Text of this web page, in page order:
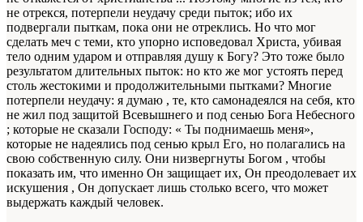
не отрекся, потерпели неудачу среди пыток; ибо их
подвергали пыткам, пока они не отреклись. Но что мог
сделать меч с теми, кто упорно исповедовал Христа, убивая
тело одним ударом и отправляя душу к Богу? Это тоже было
результатом длительных пыток: но кто же мог устоять перед
столь жестокими и продолжительными пытками? Многие
потерпели неудачу: я думаю , те, кто самонадеялся на себя, кто
не жил под защитой Всевышнего и под сенью Бога Небесного
; которые не сказали Господу: « Ты поднимаешь меня»,
которые не надеялись под сенью крыл Его, но полагались на
свою собственную силу. Они низвергнуты Богом , чтобы
показать им, что именно Он защищает их, Он преодолевает их
искушения , Он допускает лишь столько всего, что может
выдержать каждый человек.